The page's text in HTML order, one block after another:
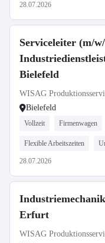
28.07.2026
Serviceleiter (m/
Bielefeld
WISAG
Bielefeld
Vollzeit Firmenwagen
Flexible Arbeitszeiten
28.07.2026
Erfurt
WISAG